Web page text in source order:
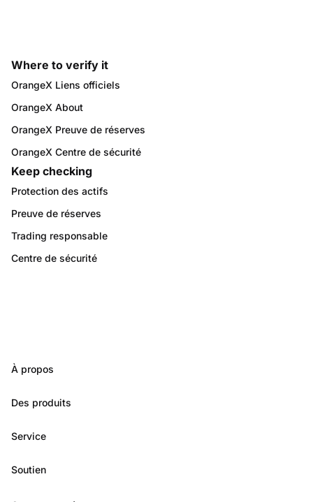
Where to verify it
OrangeX Liens officiels
OrangeX About
OrangeX Preuve de réserves
OrangeX Centre de sécurité
Keep checking
Protection des actifs
Preuve de réserves
Trading responsable
Centre de sécurité
À propos
Des produits
Service
Soutien